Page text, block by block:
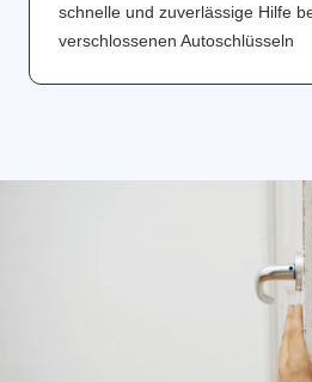
schnelle und zuverlässige Hilfe
verschlossenen Autoschlüsseln